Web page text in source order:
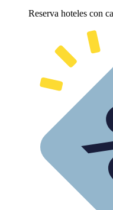
Reserva hoteles con